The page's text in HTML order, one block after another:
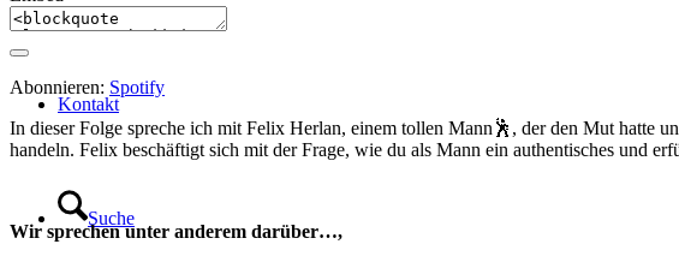
Kontakt
Suche
Abonnieren: Spotify
In dieser Folge spreche ich mit Felix Herlan, einem tollen Mann🕺, der den Mut hatte
handeln. Felix beschäftigt sich mit der Frage, wie du als Mann ein authentisches und
Wir sprechen unter anderem darüber…,